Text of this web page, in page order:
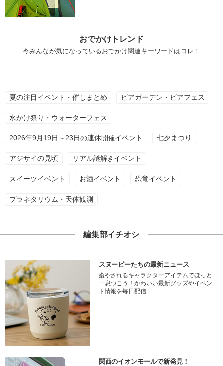
おでかけトレンド
今みんなが気になっているおでかけ関連キーワードはコレ！
夏の注目イベント・催しまとめ ビアガーデン・ビアフェス
水かけ祭り・ウォーターフェス
2026年9月19日～23日の連休開催イベント 七夕まつり
アジサイの見頃 リアル謎解きイベント
スイーツイベント お酒イベント 恐竜イベント
プラネタリウム・天体観測
編集部イチオシ
スヌーピーたちの最新ニュース
癒やされるキャラクターアイテムでほっと
一息つこう！かわいい最新グッズやイベン
ト情報を毎日配信
関西のイオンモールで新発見！